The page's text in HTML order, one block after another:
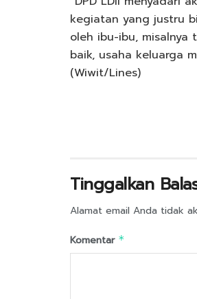
kegiatan yang justru
oleh ibu-ibu, misalnya
baik, usaha keluarga
(Wiwit/Lines)
Tinggalkan
Alamat email Anda tidak
Komentar *